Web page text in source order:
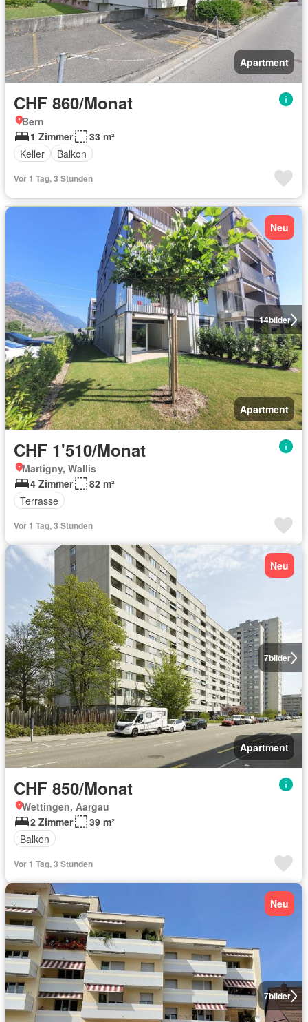
Apartment
CHF 860/Monat
Bern
1 Zimmer
33 m²
Keller
Balkon
Vor 1 Tag, 3 Stunden
14bilder
Neu
Apartment
CHF 1'510/Monat
Martigny, Wallis
4 Zimmer
82 m²
Terrasse
Vor 1 Tag, 3 Stunden
7bilder
Neu
Apartment
CHF 850/Monat
Wettingen, Aargau
2 Zimmer
39 m²
Balkon
Vor 1 Tag, 3 Stunden
7bilder
Neu